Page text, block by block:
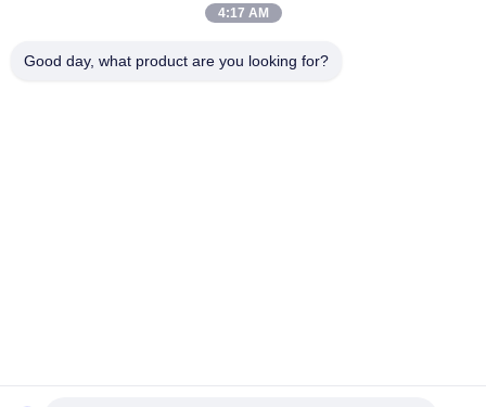
4:17 AM
Good day, what product are you looking for?